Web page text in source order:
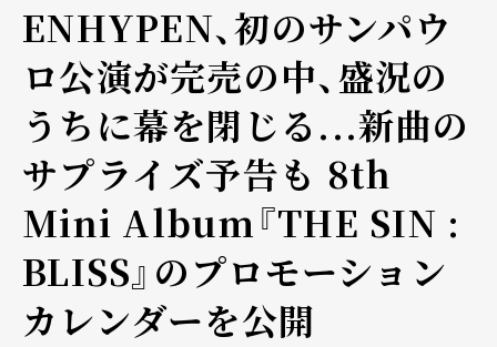
ENHYPEN、初のサンパウ
ロ公演が完売の中、盛況の
うちに幕を閉じる...新曲の
サプライズ予告も 8th
Mini Album『THE SIN :
BLISS』のプロモーション
カレンダーを公開